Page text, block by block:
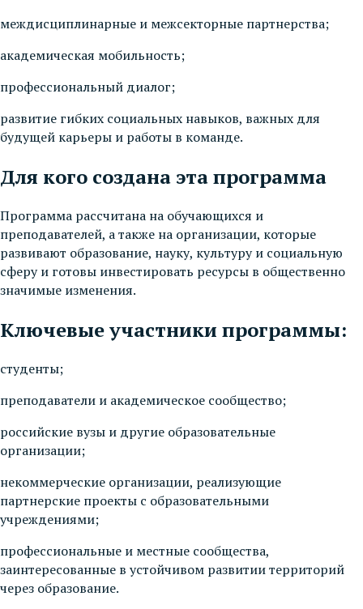
междисциплинарные и межсекторные партнерства;
академическая мобильность;
профессиональный диалог;
развитие гибких социальных навыков, важных для
будущей карьеры и работы в команде.
Для кого создана эта программа
Программа рассчитана на обучающихся и
преподавателей, а также на организации, которые
развивают образование, науку, культуру и социальную
сферу и готовы инвестировать ресурсы в общественно
значимые изменения.
Ключевые участники программы:
студенты;
преподаватели и академическое сообщество;
российские вузы и другие образовательные
организации;
некоммерческие организации, реализующие
партнерские проекты с образовательными
учреждениями;
профессиональные и местные сообщества,
заинтересованные в устойчивом развитии территорий
через образование.